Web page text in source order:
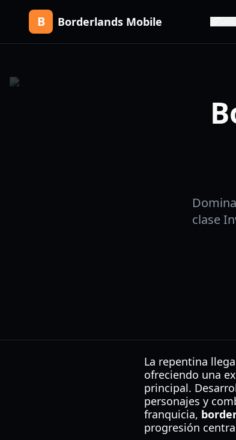
B Borderlands Mobile
clase
La repentina
ofreciendo una
principal.
personajes y
franquicia,
progresión